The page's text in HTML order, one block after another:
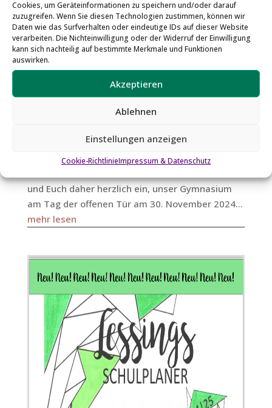
Cookies, um Geräteinformationen zu speichern und/oder darauf
zuzugreifen. Wenn Sie diesen Technologien zustimmen, können wir
Daten wie das Surfverhalten oder eindeutige IDs auf dieser Website
verarbeiten. Die Nichteinwilligung oder der Widerruf der Einwilligung
kann sich nachteilig auf bestimmte Merkmale und Funktionen
auswirken.
Akzeptieren
Ablehnen
Einstellungen anzeigen
Cookie-RichtlinieImpressum & Datenschutz
Tag der offenen Tür am 30. November 2024
vonHAN|16. November 2024|Aktuell,
nächster Zeit müssen Sie sich entscheiden,
welche weiterführende Schule Ihr Kind nach der
und Euch daher herzlich ein, unser Gymnasium
am Tag der offenen Tür am 30. November 2024...
mehr lesen